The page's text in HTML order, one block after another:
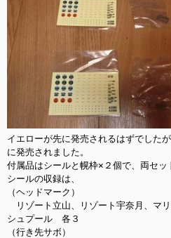
イエローが先に発売されるはずでした
に発売されました。
付属品はシールと幌枠×２個で、両セッ
シールの収録は、
（ヘッドマーク）
リゾート立山、リゾート宇奈月、マリ
シュプール　各３
（行き先サボ）